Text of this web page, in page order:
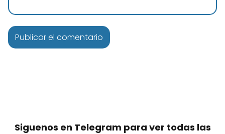
Siguenos en Telegram para ver todas las